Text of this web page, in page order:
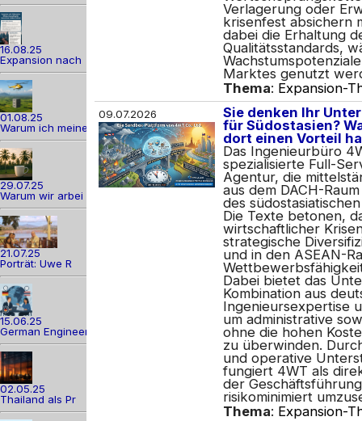
16.08.25
Expansion nach
01.08.25
Warum ich meine
29.07.25
Warum wir arbei
21.07.25
Porträt: Uwe R
15.06.25
German Engineer
02.05.25
Thailand als Pr
Verlagerung oder
krisenfest absichern
dabei die Erhaltung
Qualitätsstandards,
Marktes genutzt
Thema: Expansion-
09.07.2026
Sie denken Ihr
für Südostasien?
dort einen Vorteil
Das Ingenieurbüro
spezialisierte Full-
Agentur, die
aus dem DACH-
des
Die Texte betonen,
wirtschaftlicher
strategische
und in den ASEAN-
Dabei bietet das
Kombination aus
Ingenieursexpertise
um administrative
ohne die hohen
zu überwinden.
und operative
fungiert 4WT als
der
risikominimiert
Thema: Expansion-